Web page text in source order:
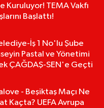
Kuruluyor! TEMA Vakfı
Başlattı!
İş 1 No'lu Şube
Pastal ve Yönetimi
ÇAĞDAŞ-SEN'e Geçti
- Beşiktaş Maçı Ne
Kaçta? UEFA Avrupa